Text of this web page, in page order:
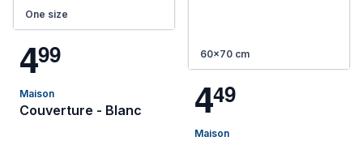
One size
499
Maison
Couverture - Blanc
60x70 cm
449
Maison